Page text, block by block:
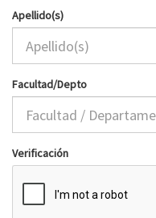
Apellido(s)
Facultad/Depto
Verificación